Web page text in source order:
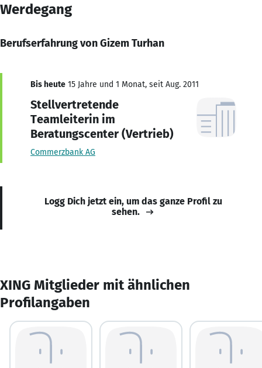
Werdegang
Berufserfahrung von Gizem Turhan
Bis heute 15 Jahre und 1 Monat, seit Aug. 2011
Stellvertretende
Teamleiterin im
Beratungscenter (Vertrieb)
Commerzbank AG
Logg Dich jetzt ein, um das ganze Profil zu
sehen.
XING Mitglieder mit ähnlichen
Profilangaben